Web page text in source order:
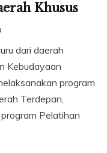
Khusus
dari daerah
Kebudayaan
program
Terdepan,
Pelatihan